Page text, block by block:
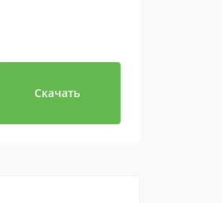
Скачать